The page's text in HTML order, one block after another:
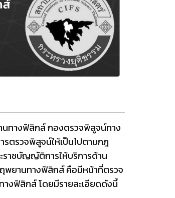
ทางฟิสิกส์ กองตรวจพิสูจน์ทาง
ตรวจพิสูจน์ให้เป็นไปตามกฎ
ราชบัญญัติการให้บริการด้าน
พยานทางฟิสิกส์ คือมีหน้าที่ตรวจ
งฟิสิกส์ โดยมีรายละเอียดดังนี้